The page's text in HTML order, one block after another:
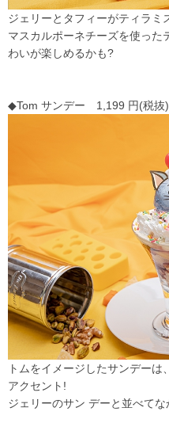
ジェリーとタフィーがティラミ
マスカルポーネチーズを使った
わいが楽しめるかも?
◆Tom サンデー 1,199 円(税抜)
トムをイメージしたサンデー
アクセント!
ジェリーのサン デーと並べて